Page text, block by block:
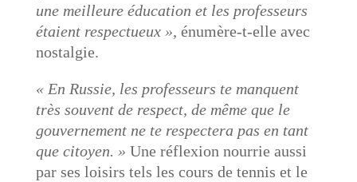
une meilleure éducation et les professeurs
étaient respectueux », énumère-t-elle avec
nostalgie.
« En Russie, les professeurs te manquent
très souvent de respect, de même que le
gouvernement ne te respectera pas en tant
que citoyen. » Une réflexion nourrie aussi
par ses loisirs tels les cours de tennis et le